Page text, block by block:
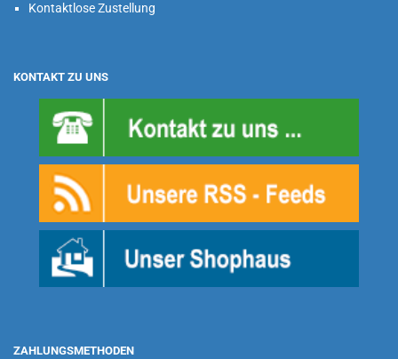
Kontaktlose Zustellung
KONTAKT ZU UNS
ZAHLUNGSMETHODEN